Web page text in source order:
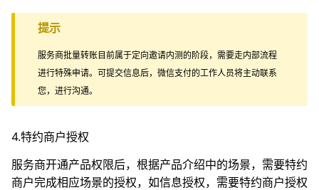
提示
服务商批量转账目前属于定向邀请内测的阶段，需要走内部流程
进行特殊申请。可提交信息后，微信支付的工作人员将主动联系
您，进行沟通。
4.特约商户授权
服务商开通产品权限后，根据产品介绍中的场景，需要特约
商户完成相应场景的授权，如信息授权，需要特约商户授权